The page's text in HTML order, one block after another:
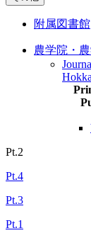
附属図書館
農学院・
Pt.2
Pt.4
Pt.3
Pt.1